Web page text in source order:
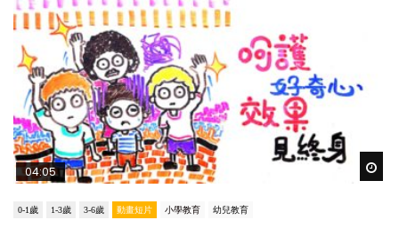
04:05
0-1歲 1-3歲 3-6歲 動畫短片 小學教育 幼兒教育